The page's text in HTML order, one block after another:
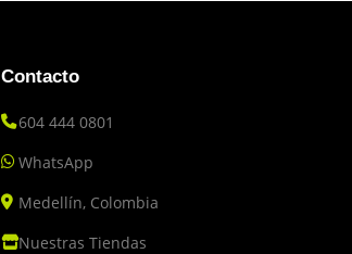
Contacto
604 444 0801
WhatsApp
Medellín, Colombia
Nuestras Tiendas